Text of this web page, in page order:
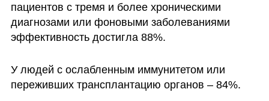
пациентов с тремя и более хроническими
диагнозами или фоновыми заболеваниями
эффективность достигла 88%.
У людей с ослабленным иммунитетом или
переживших трансплантацию органов – 84%.